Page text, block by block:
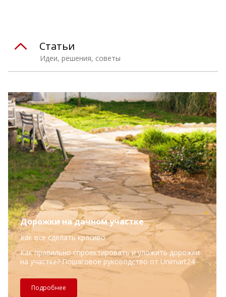
Идеи, решения, советы
Статьи
Дорожки на дачном участке
Как все сделать красиво
Как правильно спроектировать и уложить дорожки
на участке? Пошаговое руководство от Unimart24.
Подробнее